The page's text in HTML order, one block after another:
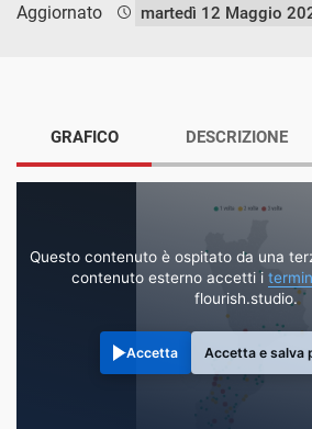
Aggiornato martedì 12 Maggio
GRAFICO
Questo contenuto è ospitato da una
contenuto esterno accetti i
flourish.studio.
Accetta Accetta e salva
DESCRIZIONE